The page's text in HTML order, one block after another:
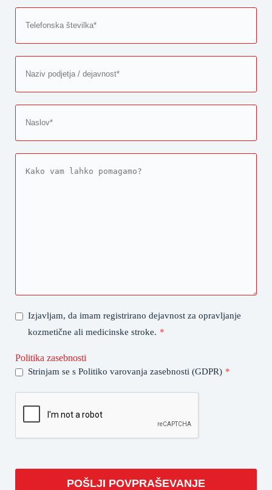
Izjavljam, da imam registrirano dejavnost za opravljanje
kozmetične ali medicinske stroke. *
Politika zasebnosti
Strinjam se s Politiko varovanja zasebnosti (GDPR) *
POŠLJI POVPRAŠEVANJE